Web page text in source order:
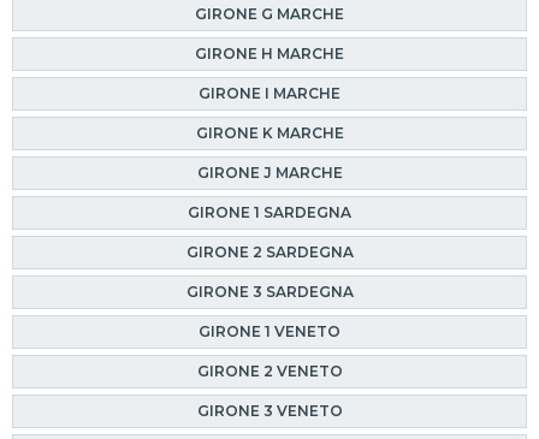
GIRONE G MARCHE
GIRONE H MARCHE
GIRONE I MARCHE
GIRONE K MARCHE
GIRONE J MARCHE
GIRONE 1 SARDEGNA
GIRONE 2 SARDEGNA
GIRONE 3 SARDEGNA
GIRONE 1 VENETO
GIRONE 2 VENETO
GIRONE 3 VENETO